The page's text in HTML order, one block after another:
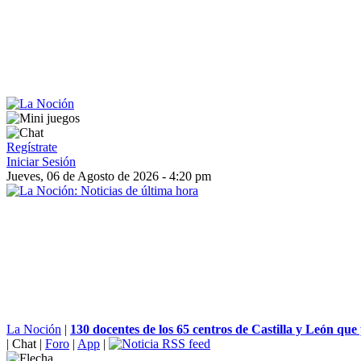
Regístrate
Iniciar Sesión
Jueves, 06 de Agosto de 2026 - 4:20 pm
La Noción | 130 docentes de los 65 centros de Castilla y León
| Chat | Foro | App |